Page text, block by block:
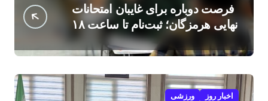
فرصت دوباره برای غایبان امتحانات
نهایی هرمزگان؛ ثبت‌نام تا ساعت ۱۸
امروز
اخبار روز ورزشی